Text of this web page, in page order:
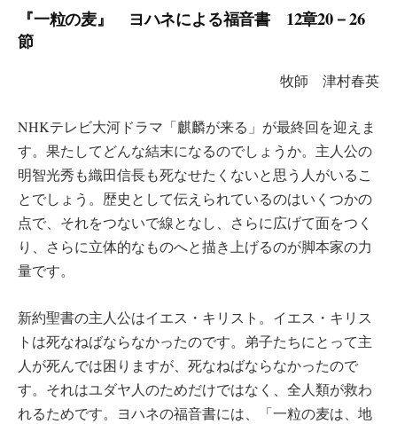
『一粒の麦』 ヨハネによる福音書 12章20－26
節
牧師 津村春英
NHKテレビ大河ドラマ「麒麟が来る」が最終回を迎えま
す。果たしてどんな結末になるのでしょうか。主人公の
明智光秀も織田信長も死なせたくないと思う人がいるこ
とでしょう。歴史として伝えられているのはいくつかの
点で、それをつないで線となし、さらに広げて面をつく
り、さらに立体的なものへと描き上げるのが脚本家の力
量です。
新約聖書の主人公はイエス・キリスト。イエス・キリス
トは死なねばならなかったのです。弟子たちにとって主
人が死んでは困りますが、死なねばならなかったので
す。それはユダヤ人のためだけではなく、全人類が救わ
れるためです。ヨハネの福音書には、「一粒の麦は、地